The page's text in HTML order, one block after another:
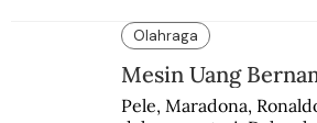
menjadi salah satu kota
Maradona.
Olahraga
Mesin Uang
Pele, Maradona,